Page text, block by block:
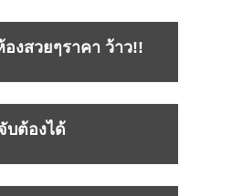
งสวยๆราคา ว้าว!!
บต้องได้